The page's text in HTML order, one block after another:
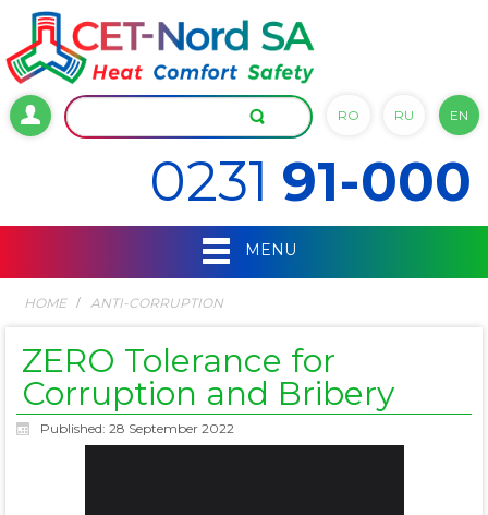
RO RU EN
0231 91-000
MENU
HOME ANTI-CORRUPTION
ZERO Tolerance for
Corruption and Bribery
Published: 28 September 2022